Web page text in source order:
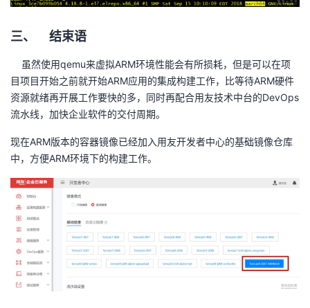
三、 结束语
虽然使用qemu来虚拟ARM环境性能会有所损耗，但是可以在项
目项目开始之前就开始ARM应用的集成构建工作，比等待ARM硬件
资源就绪再开展工作要快的多，同时再配合用友技术中台的DevOps
流水线，加快企业软件的交付周期。
现在ARM版本的容器镜像已经加入用友开发者中心的基础镜像仓库
中，方便ARM环境下的构建工作。